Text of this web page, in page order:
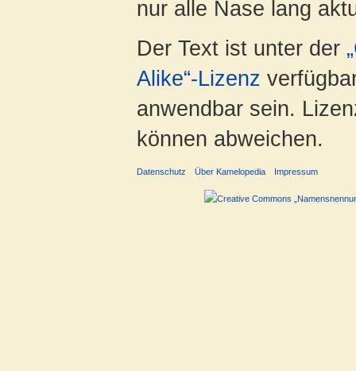
nur alle Nase lang
Der Text ist unter der
Alike“-Lizenz
anwendbar sein.
können abweichen.
Datenschutz Über Kamelopedia Impressum